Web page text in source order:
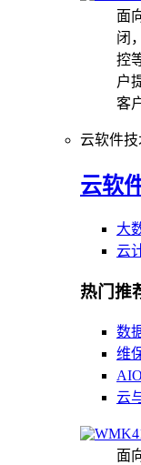
面
闭
控
户
客
云软件
云软
大
云
热门推
数
维
云
面